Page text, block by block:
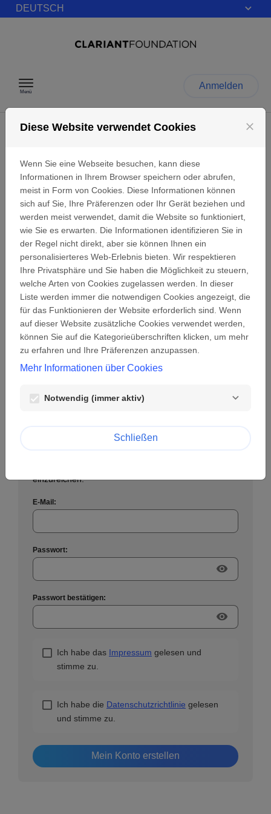
DEUTSCH
Menü
Anmelden
Persönliche Daten
Anmelden
Wenn Sie schon ein Clariant Foundation
Benutzerkonto haben, geben Sie Ihre E-Mail-Adresse
und Ihr Passwort ein.
E-Mail:
Passwort:
visibility
Anmelden
einzureichen.
E-Mail:
Passwort:
visibility
Passwort bestätigen:
visibility
Ich habe das Impressum gelesen und
stimme zu.
Ich habe die Datenschutzrichtlinie gelesen
und stimme zu.
Mein Konto erstellen
Diese Website verwendet Cookies close
Wenn Sie eine Webseite besuchen, kann diese
Informationen in Ihrem Browser speichern oder abrufen,
meist in Form von Cookies. Diese Informationen können
sich auf Sie, Ihre Präferenzen oder Ihr Gerät beziehen und
werden meist verwendet, damit die Website so funktioniert,
wie Sie es erwarten. Die Informationen identifizieren Sie in
der Regel nicht direkt, aber sie können Ihnen ein
personalisierteres Web-Erlebnis bieten. Wir respektieren
Ihre Privatsphäre und Sie haben die Möglichkeit zu steuern,
welche Arten von Cookies zugelassen werden. In dieser
Liste werden immer die notwendigen Cookies angezeigt, die
für das Funktionieren der Website erforderlich sind. Wenn
auf dieser Website zusätzliche Cookies verwendet werden,
können Sie auf die Kategorieüberschriften klicken, um mehr
zu erfahren und Ihre Präferenzen anzupassen.
Mehr Informationen über Cookies
Notwendig (immer aktiv)
Schließen